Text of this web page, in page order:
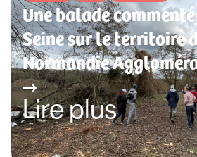
Une balade
Seine sur le territoire
Normandie
Lire plus